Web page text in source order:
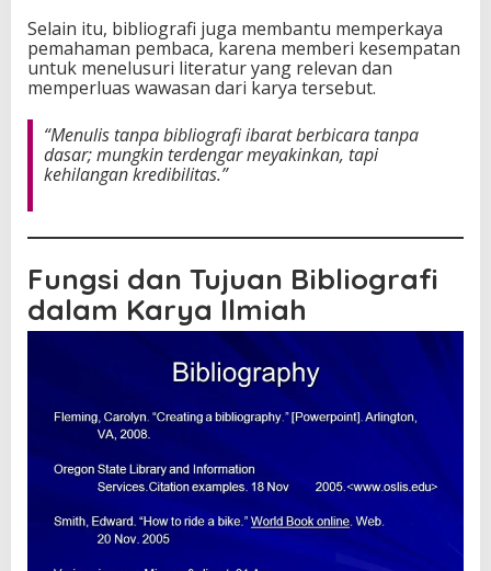
u
l
i
s
Selain itu, bibliografi juga membantu memperkaya
pemahaman pembaca, karena memberi kesempatan
untuk menelusuri literatur yang relevan dan
memperluas wawasan dari karya tersebut.
“Menulis tanpa bibliografi ibarat berbicara tanpa
dasar; mungkin terdengar meyakinkan, tapi
kehilangan kredibilitas.”
Fungsi dan Tujuan Bibliografi
dalam Karya Ilmiah